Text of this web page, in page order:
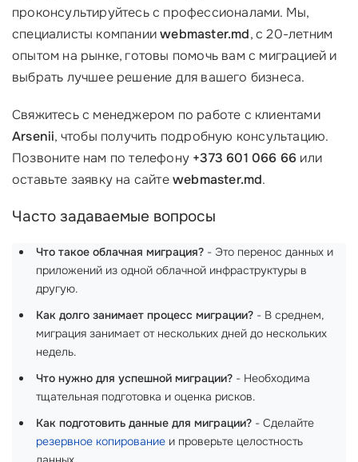
проконсультируйтесь с профессионалами. Мы,
специалисты компанииwebmaster.md, с 20-летним
опытом на рынке, готовы помочь вам с миграцией и
выбрать лучшее решение для вашего бизнеса.
Свяжитесь с менеджером по работе с клиентами
Arsenii, чтобы получить подробную консультацию.
Позвоните нам по телефону +373 601 066 66 или
оставьте заявку на сайтеwebmaster.md.
Часто задаваемые вопросы
Что такое облачная миграция? - Это перенос данных и
приложений из одной облачной инфраструктуры в
другую.
Как долго занимает процесс миграции? - В среднем,
миграция занимает от нескольких дней до нескольких
недель.
Что нужно для успешной миграции? - Необходима
тщательная подготовка и оценка рисков.
Как подготовить данные для миграции? - Сделайте
резервное копирование и проверьте целостность